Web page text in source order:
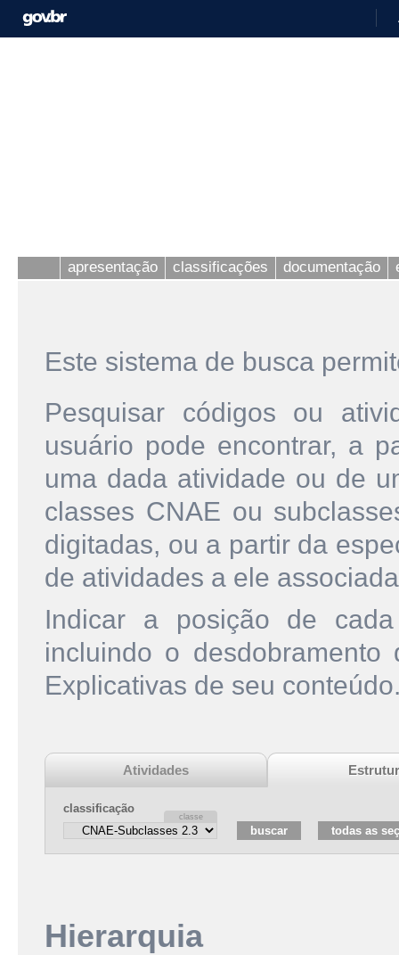
apresentação classificações documentação
Este sistema de busca
Pesquisar códigos ou
usuário pode encontrar, a
uma dada atividade ou de
classes CNAE ou
digitadas, ou a partir da
de atividades a ele
Indicar a posição de
incluindo o
Explicativas de seu
Atividades
classificação
Hierarquia